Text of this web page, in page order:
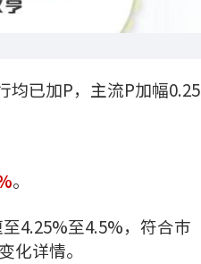
均已加P，主流P加幅0.25
。
4.25%至4.5%，符合巿
化详情。